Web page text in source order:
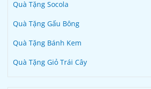
Quà Tặng Socola
Quà Tặng Gấu Bông
Quà Tặng Bánh Kem
Quà Tặng Giỏ Trái Cây